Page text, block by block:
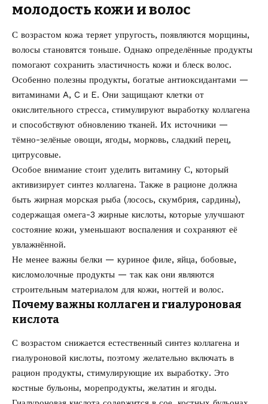
молодость кожи и волос
С возрастом кожа теряет упругость, появляются морщины,
волосы становятся тоньше. Однако определённые продукты
помогают сохранить эластичность кожи и блеск волос.
Особенно полезны продукты, богатые антиоксидантами —
витаминами A, C и E. Они защищают клетки от
окислительного стресса, стимулируют выработку коллагена
и способствуют обновлению тканей. Их источники —
тёмно-зелёные овощи, ягоды, морковь, сладкий перец,
цитрусовые.
Особое внимание стоит уделить витамину С, который
активизирует синтез коллагена. Также в рационе должна
быть жирная морская рыба (лосось, скумбрия, сардины),
содержащая омега-3 жирные кислоты, которые улучшают
состояние кожи, уменьшают воспаления и сохраняют её
увлажнённой.
Не менее важны белки — куриное филе, яйца, бобовые,
кисломолочные продукты — так как они являются
строительным материалом для кожи, ногтей и волос.
Почему важны коллаген и гиалуроновая
кислота
С возрастом снижается естественный синтез коллагена и
гиалуроновой кислоты, поэтому желательно включать в
рацион продукты, стимулирующие их выработку. Это
костные бульоны, морепродукты, желатин и ягоды.